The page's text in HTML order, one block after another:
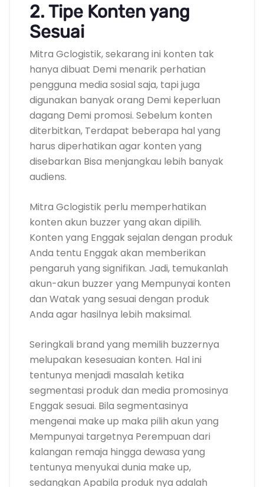
2. Tipe Konten yang
Sesuai
Mitra Gclogistik, sekarang ini konten tak
hanya dibuat Demi menarik perhatian
pengguna media sosial saja, tapi juga
digunakan banyak orang Demi keperluan
dagang Demi promosi. Sebelum konten
diterbitkan, Terdapat beberapa hal yang
harus diperhatikan agar konten yang
disebarkan Bisa menjangkau lebih banyak
audiens.
Mitra Gclogistik perlu memperhatikan
konten akun buzzer yang akan dipilih.
Konten yang Enggak sejalan dengan produk
Anda tentu Enggak akan memberikan
pengaruh yang signifikan. Jadi, temukanlah
akun-akun buzzer yang Mempunyai konten
dan Watak yang sesuai dengan produk
Anda agar hasilnya lebih maksimal.
Seringkali brand yang memilih buzzernya
melupakan kesesuaian konten. Hal ini
tentunya menjadi masalah ketika
segmentasi produk dan media promosinya
Enggak sesuai. Bila segmentasinya
mengenai make up maka pilih akun yang
Mempunyai targetnya Perempuan dari
kalangan remaja hingga dewasa yang
tentunya menyukai dunia make up,
sedangkan Apabila produk nya adalah